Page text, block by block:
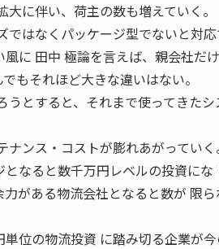
に伴い、荷主の数も増えていく。
ではなくパッケージ型でないと対応
に 田中 極論を言えば、親会社だ
もそれほど大きな違いはない。
うとすると、それまで使ってきた
ンス・コストが膨れあがっていく
となると数千万円レベルの投資にな
がある物流会社となると数が 限ら
位の物流投資 に踏み切る企業が今